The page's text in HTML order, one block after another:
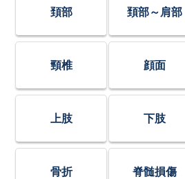
頚部 頚部～肩部
頸椎 顔面
上肢 下肢
骨折 脊髄損傷